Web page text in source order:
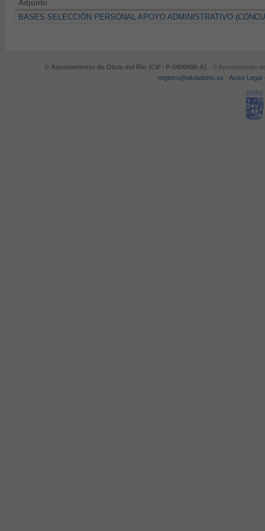
Adjunto
BASES SELECCIÓN PERSONAL APOYO ADMINISTRATIVO
© Ayuntamiento de Olula del Río (CIF: P-0406900-A) - © Ayuntamiento
registro@oluladelrio.es - Aviso Legal